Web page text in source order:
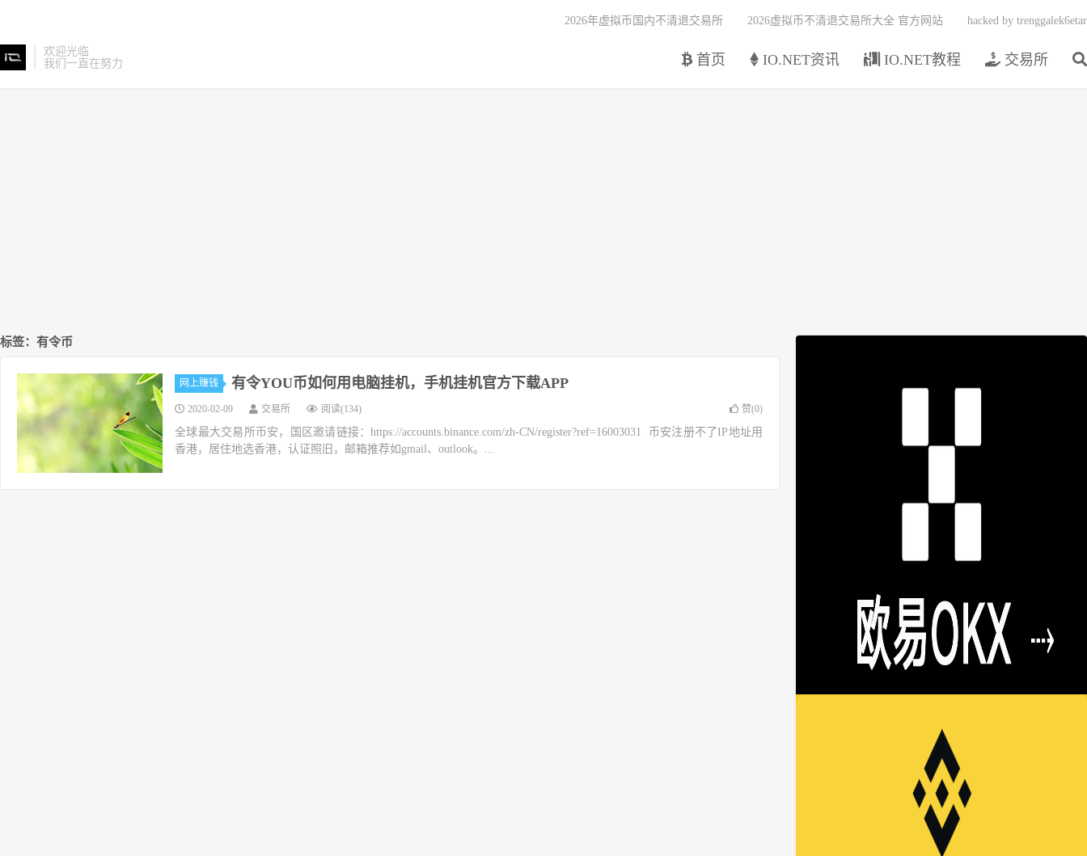
欢迎光临
我们一直在努力
首页 IO.NET资讯 IO.NET教程 交易所
2026年虚拟币国内不清退交易所 2026虚拟币不清退交易所大全 官方网站 hacked by trenggalek6etar
标签：有令币
网上赚钱 有令YOU币如何用电脑挂机，手机挂机官方下载APP
2020-02-09 交易所 阅读(134) 赞(0)
全球最大交易所币安，国区邀请链接：https://accounts.binance.com/zh-CN/register?ref=16003031 币安注册不了IP地址用
香港，居住地选香港，认证照旧，邮箱推荐如gmail、outlook。...